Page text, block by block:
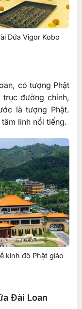
Dứa Vigor Kobo
có tượng Phật
đường chính,
là tượng Phật.
linh nổi tiếng.
kinh đô Phật giáo
Đài Loan